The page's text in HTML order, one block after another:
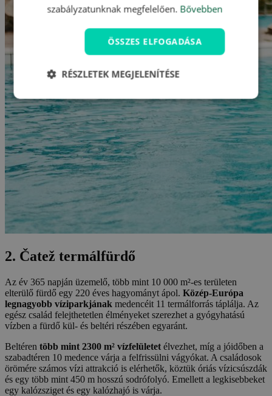
2. Čatež termálfürdő
Az év 365 napján üzemelő, több mint 10 000 m²-es területen
elterülő fürdő egy 220 éves hagyományt ápol. Közép-Európa
legnagyobb víziparkjának medencéit 11 termálforrás táplálja. Az
egész család felejthetetlen élményeket szerezhet a gyógyhatású
vízben a fürdő kül- és beltéri részében egyaránt.
Beltéren több mint 2300 m² vízfelületet élvezhet, míg a jóidőben a
szabadtéren 10 medence várja a felfrissülni vágyókat. A családosok
örömére számos vízi attrakció is elérhetők, köztük óriás vízicsúszdák
és egy több mint 450 m hosszú sodrófolyó. Emellett a legkisebbeket
egy kalózsziget és egy kalózhajó is várja.
szabályzatunknak megfelelően. Bővebben
ÖSSZES ELFOGADÁSA
RÉSZLETEK MEGJELENÍTÉSE